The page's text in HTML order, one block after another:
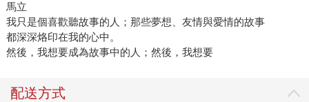
馬立
我只是個喜歡聽故事的人；那些夢想、友情與愛情的故事
都深深烙印在我的心中。
然後，我想要成為故事中的人；然後，我想要
配送方式